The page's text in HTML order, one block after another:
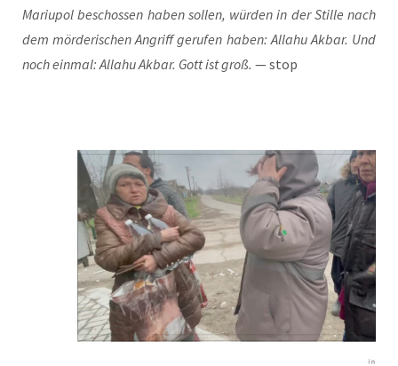
Mariu­pol beschos­sen haben sol­len, wür­den in der Stil­le nach
dem mör­de­ri­schen Angriff geru­fen haben: Alla­hu Akbar. Und
noch ein­mal: Alla­hu Akbar. Gott ist groß. — stop